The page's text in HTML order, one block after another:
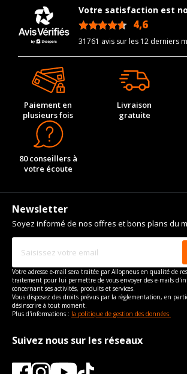
Votre satisfaction est
4,6
31761 avis sur les 12 derniers
Paiement en
plusieurs fois
Livraison
gratuite
80 conseillers à
votre écoute
Newsletter
Soyez informé de nos offres et bons plans du
Votre adresse e-mail sera traitée par Allopneus en qualité de
traitement pour lui permettre de vous envoyer des e-mails
concernant ses activités, produits et services.
Vous disposez des droits prévus par la règlementation, en
désinscrire à tout moment.
Plus d'informations : la politique de gestion des données.
Suivez nous sur les réseaux